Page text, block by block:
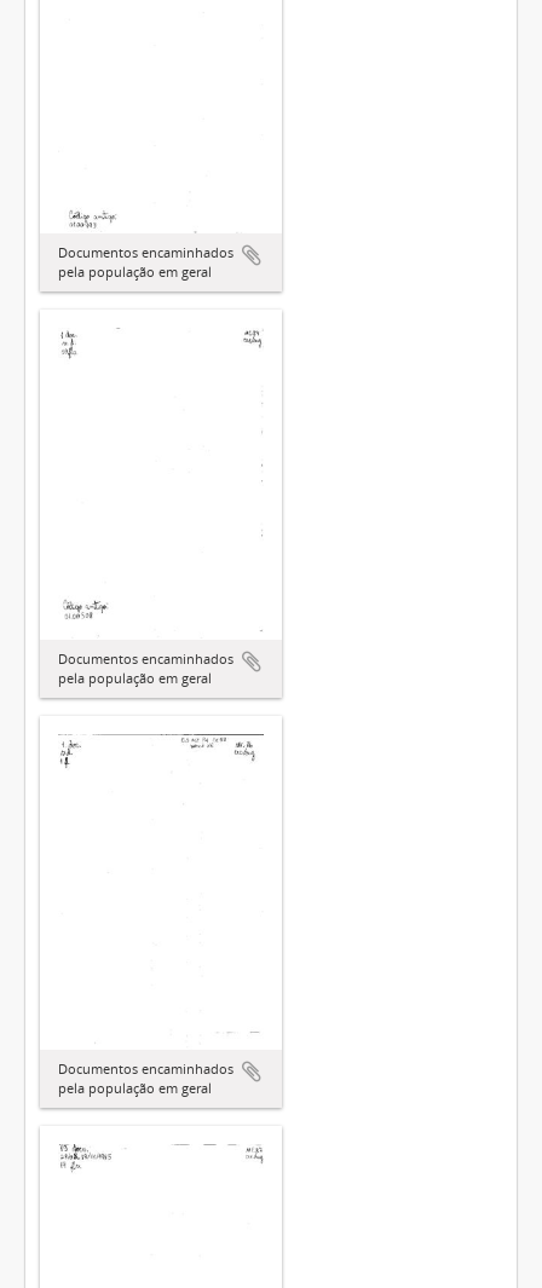
Documentos encaminhados
pela população em geral
Documentos encaminhados
pela população em geral
Documentos encaminhados
pela população em geral